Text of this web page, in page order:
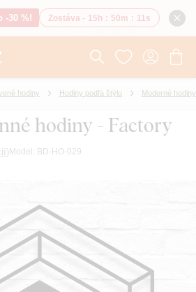
-30 %! Zostáva - 15h : 50m : 11s
hodiny Hodiny podľa štýlu Moderné hodiny
hodiny - Factory
) Model: BD-HO-029